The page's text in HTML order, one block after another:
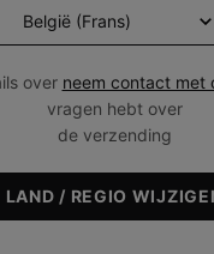
buiten onze
vermeld, neemt
de
kopen, het risico
over neem contact met
vragen hebt over
de verzending
LAND / REGIO